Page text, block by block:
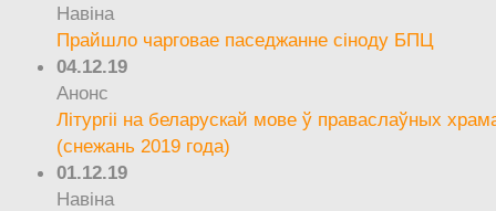
Навіна
Прайшло чарговае паседжанне сіноду БПЦ
04.12.19
Анонс
Літургіі на беларускай мове ў праваслаўных
(снежань 2019 года)
01.12.19
Навіна